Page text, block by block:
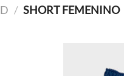
/ SHORT FEMENINO